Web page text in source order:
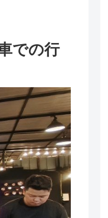
での行